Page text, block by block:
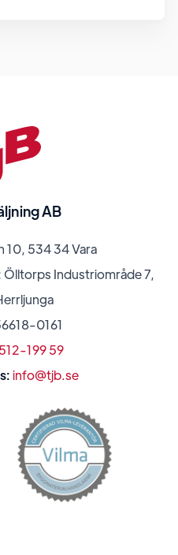
AB
10, 534 34 Vara
Ölltorps Industriområde 7,
0161
199 59
info@tjb.se